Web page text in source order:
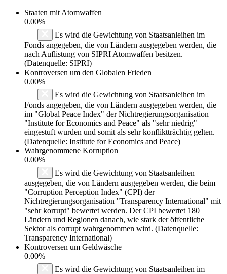
Staaten mit Atomwaffen
0.00%
Es wird die Gewichtung von Staatsanleihen im
Fonds angegeben, die von Ländern ausgegeben werden, die
nach Auflistung von SIPRI Atomwaffen besitzen.
(Datenquelle: SIPRI)
Kontroversen um den Globalen Frieden
0.00%
Es wird die Gewichtung von Staatsanleihen im
Fonds angegeben, die von Ländern ausgegeben werden, die
im "Global Peace Index" der Nichtregierungsorganisation
"Institute for Economics and Peace" als "sehr niedrig"
eingestuft wurden und somit als sehr konfliktträchtig gelten.
(Datenquelle: Institute for Economics and Peace)
Wahrgenommene Korruption
0.00%
Es wird die Gewichtung von Staatsanleihen
ausgegeben, die von Ländern ausgegeben werden, die beim
"Corruption Perception Index" (CPI) der
Nichtregierungsorganisation "Transparency International" mit
"sehr korrupt" bewertet werden. Der CPI bewertet 180
Ländern und Regionen danach, wie stark der öffentliche
Sektor als corrupt wahrgenommen wird. (Datenquelle:
Transparency International)
Kontroversen um Geldwäsche
0.00%
Es wird die Gewichtung von Staatsanleihen im